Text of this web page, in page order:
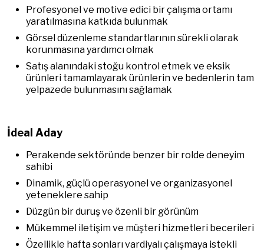
Profesyonel ve motive edici bir çalışma ortamı
yaratılmasına katkıda bulunmak
Görsel düzenleme standartlarının sürekli olarak
korunmasına yardımcı olmak
Satış alanındaki stoğu kontrol etmek ve eksik
ürünleri tamamlayarak ürünlerin ve bedenlerin tam
yelpazede bulunmasını sağlamak
İdeal Aday
Perakende sektöründe benzer bir rolde deneyim
sahibi
Dinamik, güçlü operasyonel ve organizasyonel
yeteneklere sahip
Düzgün bir duruş ve özenli bir görünüm
Mükemmel iletişim ve müşteri hizmetleri becerileri
Özellikle hafta sonları vardiyalı çalışmaya istekli